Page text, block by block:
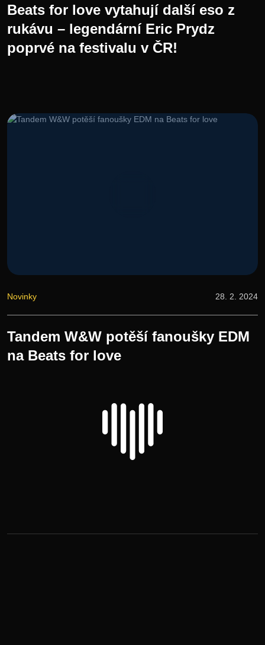
Beats for love vytahují další eso z
rukávu – legendární Eric Prydz
poprvé na festivalu v ČR!
Novinky 28. 2. 2024
Tandem W&W potěší fanoušky EDM
na Beats for love